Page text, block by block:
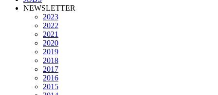
NEWSLETTER
2023
2022
2021
2020
2019
2018
2017
2016
2015